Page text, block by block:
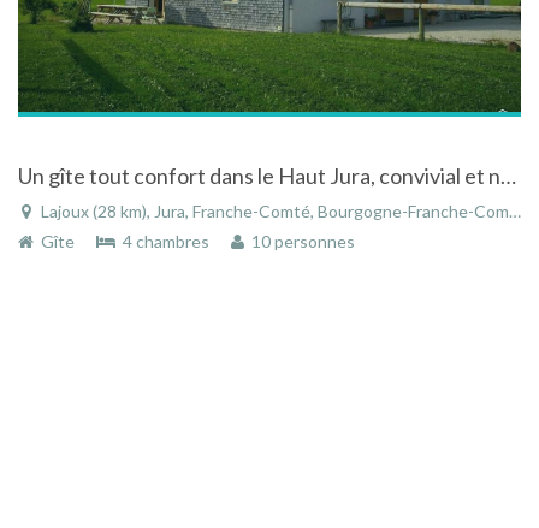
Un gîte tout confort dans le Haut Jura, convivial et nature
Lajoux (28 km), Jura, Franche-Comté, Bourgogne-Franche-Comté, France
Gîte
4 chambres 10 personnes